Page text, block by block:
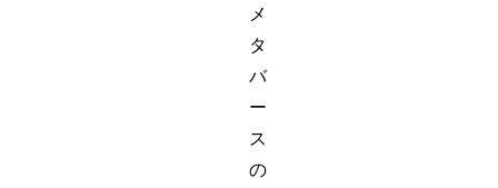
メ
タ
バ
ー
ス
の